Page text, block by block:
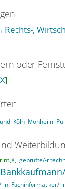
Rechts-,
oder
X]
Köln Monheim
X] geprüfte/-r
in Fachinformatiker/-